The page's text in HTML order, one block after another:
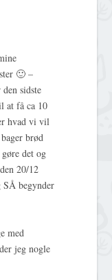
🙂 –
sidste
at få ca 10
hvad vi vil
brød
det og
20/12
begynder
med
jeg nogle